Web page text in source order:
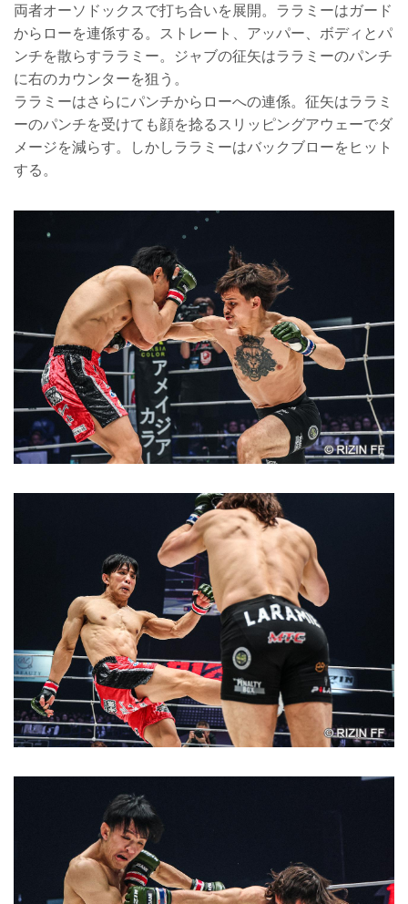
両者オーソドックスで打ち合いを展開。ララミーはガード
からローを連係する。ストレート、アッパー、ボディとパ
ンチを散らすララミー。ジャブの征矢はララミーのパンチ
に右のカウンターを狙う。
ララミーはさらにパンチからローへの連係。征矢はララミ
ーのパンチを受けても顔を捻るスリッピングアウェーでダ
メージを減らす。しかしララミーはバックブローをヒット
する。